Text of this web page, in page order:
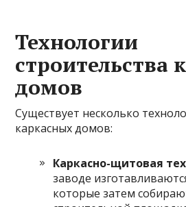
Технологии
строительства
домов
Существует несколько
каркасных домов:
Каркасно-щитовая
заводе
которые затем